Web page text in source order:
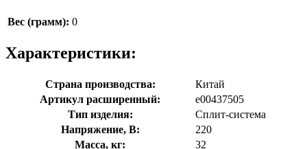
Вес (грамм): 0
Характеристики:
Страна производства:
Китай
Артикул расширенный:
e00437505
Тип изделия:
Сплит-система
Напряжение, В:
220
Масса, кг:
32